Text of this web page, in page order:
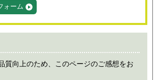
ォーム
質向上のため、このページのご感想をお